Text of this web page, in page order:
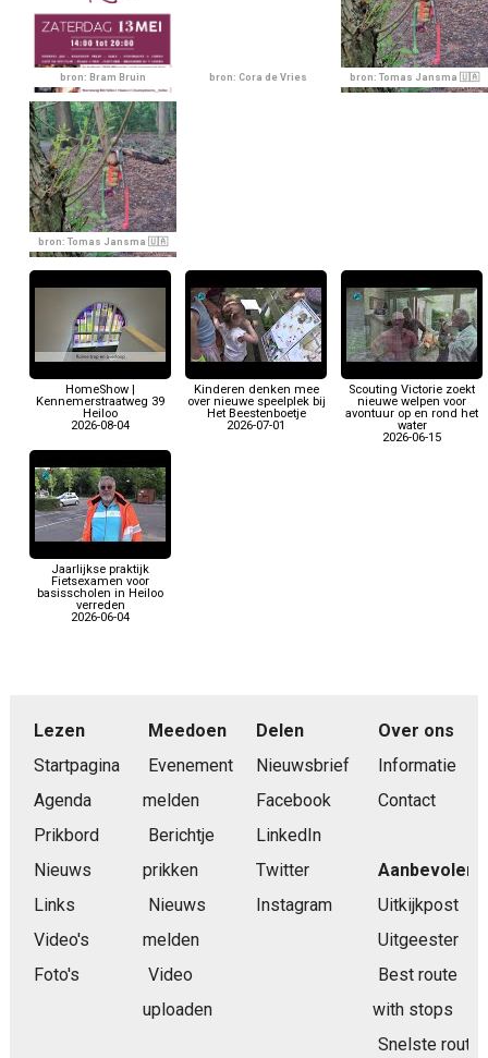
bron: Bram Bruin bron: Cora de Vries bron: Tomas Jansma 🇺🇦
bron: Tomas Jansma 🇺🇦
HomeShow |
Kennemerstraatweg 39
Heiloo
2026-08-04
Kinderen denken mee
over nieuwe speelplek bij
Het Beestenboetje
2026-07-01
Scouting Victorie zoekt
nieuwe welpen voor
avontuur op en rond het
water
2026-06-15
Jaarlijkse praktijk
Fietsexamen voor
basisscholen in Heiloo
verreden
2026-06-04
Lezen
Startpagina
Agenda
Prikbord
Nieuws
Links
Video's
Foto's
Meedoen
Evenement
melden
Berichtje
prikken
Nieuws
melden
Video
uploaden
Delen
Nieuwsbrief
Facebook
LinkedIn
Twitter
Instagram
Over ons
Informatie
Contact
Aanbevolen
Uitkijkpost
Uitgeester
Best route
with stops
Snelste route